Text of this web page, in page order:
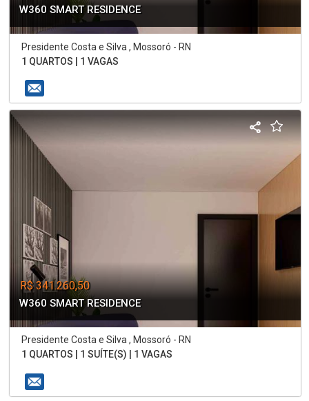
W360 SMART RESIDENCE
Presidente Costa e Silva , Mossoró - RN
1 QUARTOS | 1 VAGAS
R$ 341.260,50
W360 SMART RESIDENCE
Presidente Costa e Silva , Mossoró - RN
1 QUARTOS | 1 SUÍTE(S) | 1 VAGAS